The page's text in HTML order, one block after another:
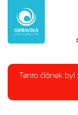
Tento článek byl